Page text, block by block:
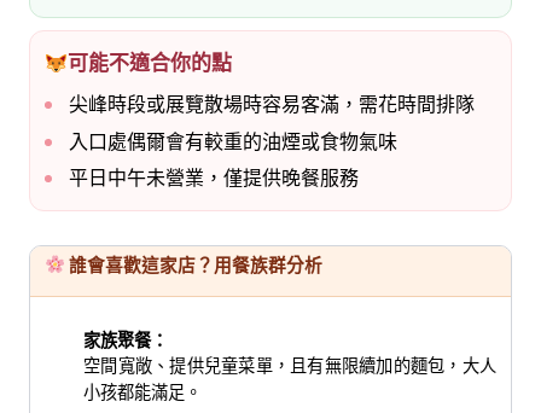
可能不適合你的點
尖峰時段或展覽散場時容易客滿，需花時間排隊
入口處偶爾會有較重的油煙或食物氣味
平日中午未營業，僅提供晚餐服務
誰會喜歡這家店？用餐族群分析
家族聚餐：
空間寬敞、提供兒童菜單，且有無限續加的麵包，大人
小孩都能滿足。